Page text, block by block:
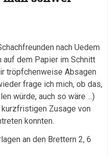
nach Uedem
auf dem Papier im Schnitt
tröpfchenweise Absagen
frage ich mich, ob das,
würde, auch so wäre ...)
Zusage von
konnten.
an den Brettern 2, 6